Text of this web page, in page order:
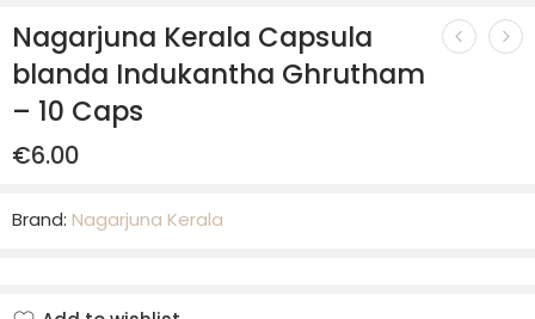
Nagarjuna Kerala Capsula
blanda Indukantha Ghrutham
– 10 Caps
€6.00
Brand: Nagarjuna Kerala